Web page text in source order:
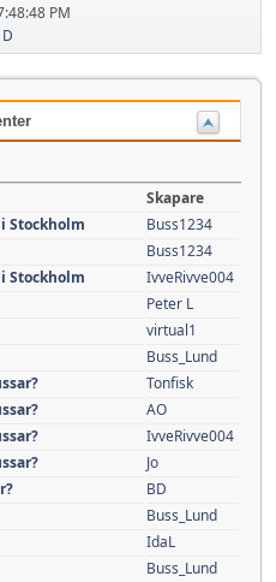
PM
Skapare
Stockholm
Buss1234
Buss1234
Stockholm
IvveRivve004
Peter L
virtual1
Buss_Lund
Tonfisk
AO
IvveRivve004
Jo
BD
Buss_Lund
IdaL
Buss_Lund